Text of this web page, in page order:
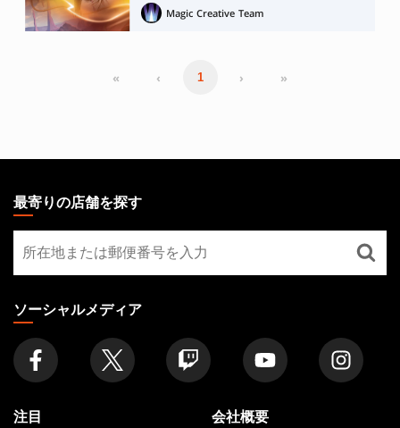
Magic Creative Team
« ‹ 1 › »
THE
GATHERING
FOOTER
最寄りの店舗を探す
寄
り
の
店
舗
を
探
ソーシャルメディア
注目
会社概要